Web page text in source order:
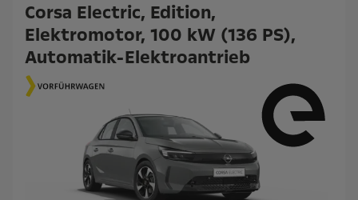
Corsa Electric, Edition,
Elektromotor, 100 kW (136 PS),
Automatik-Elektroantrieb